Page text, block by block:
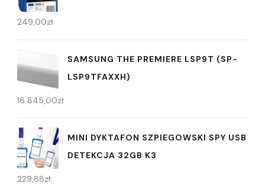
249,00zł
SAMSUNG THE PREMIERE LSP9T (SP-
LSP9TFAXXH)
18 845,00zł
MINI DYKTAFON SZPIEGOWSKI SPY USB
DETEKCJA 32GB K3
229,88zł